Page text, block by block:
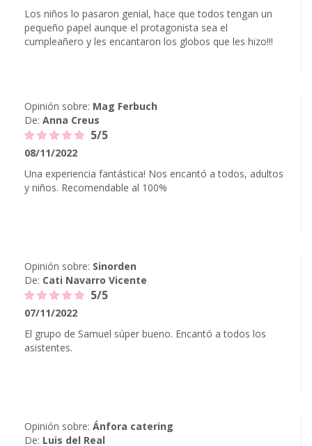
Los niños lo pasaron genial, hace que todos tengan un
pequeño papel aunque el protagonista sea el
cumpleañero y les encantaron los globos que les hizo!!!
Opinión sobre: Mag Ferbuch
De: Anna Creus
5/5
08/11/2022
Una experiencia fantástica! Nos encantó a todos, adultos
y niños. Recomendable al 100%
Opinión sobre: Sinorden
De: Cati Navarro Vicente
5/5
07/11/2022
El grupo de Samuel súper bueno. Encantó a todos los
asistentes.
Opinión sobre: Ánfora catering
De: Luis del Real